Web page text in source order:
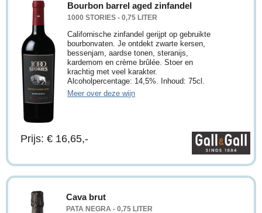
Bourbon barrel aged zinfandel
1000 STORIES - 0,75 LITER
Californische zinfandel gerijpt op gebruikte
bourbonvaten. Je ontdekt zwarte kersen,
bessenjam, aardse tonen, steranijs,
kardemom en crème brûlée. Stoer en
krachtig met veel karakter.
Alcoholpercentage: 14,5%. Inhoud: 75cl.
Meer over deze wijn
Prijs: € 16,65,-
Cava brut
PATA NEGRA - 0,75 LITER